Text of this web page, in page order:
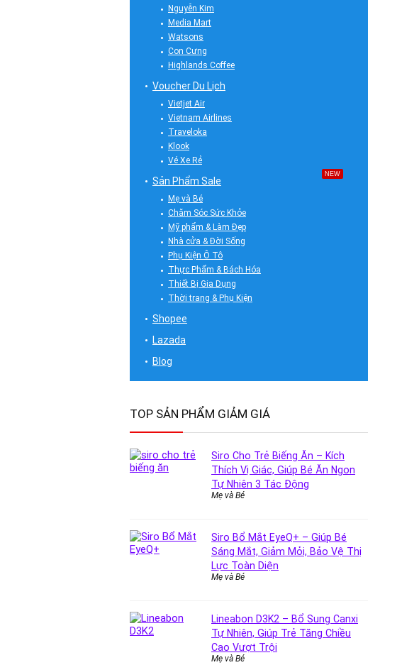
Nguyễn Kim
Media Mart
Watsons
Con Cưng
Highlands Coffee
Voucher Du Lịch
Vietjet Air
Vietnam Airlines
Traveloka
Klook
Vé Xe Rẻ
Sản Phẩm Sale
NEW
Mẹ và Bé
Chăm Sóc Sức Khỏe
Mỹ phẩm & Làm Đẹp
Nhà cửa & Đời Sống
Phụ Kiện Ô Tô
Thực Phẩm & Bách Hóa
Thiết Bị Gia Dụng
Thời trang & Phụ Kiện
Shopee
Lazada
Blog
TOP SẢN PHẨM GIẢM GIÁ
Siro Cho Trẻ Biếng Ăn – Kích
Thích Vị Giác, Giúp Bé Ăn Ngon
Tự Nhiên 3 Tác Động
Mẹ và Bé
Siro Bổ Mắt EyeQ+ – Giúp Bé
Sáng Mắt, Giảm Mỏi, Bảo Vệ Thị
Lực Toàn Diện
Mẹ và Bé
Lineabon D3K2 – Bổ Sung Canxi
Tự Nhiên, Giúp Trẻ Tăng Chiều
Cao Vượt Trội
Mẹ và Bé